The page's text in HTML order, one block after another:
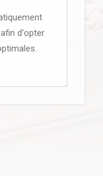
d'opter